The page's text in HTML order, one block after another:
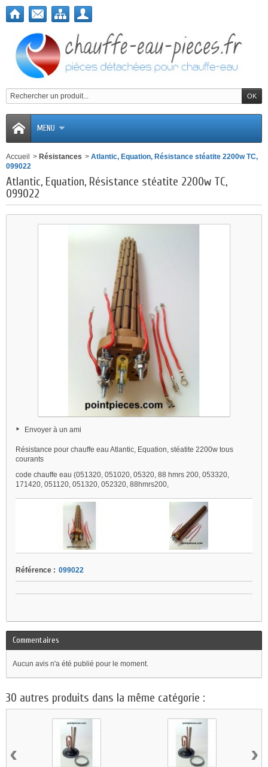
MENU
Accueil > Résistances > Atlantic, Equation, Résistance stéatite 2200w TC,
099022
Atlantic, Equation, Résistance stéatite 2200w TC,
099022
Envoyer à un ami
Résistance pour chauffe eau Atlantic, Equation, stéatite 2200w tous
courants
code chauffe eau (051320, 051020, 05320, 88 hmrs 200, 053320,
171420, 051120, 051320, 052320, 88hmrs200,
Référence : 099022
Commentaires
Aucun avis n'a été publié pour le moment.
30 autres produits dans la même catégorie :
‹ ›